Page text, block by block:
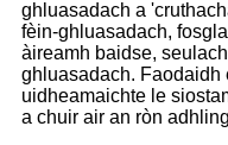
ghluasadach a
fèin-ghluasadach,
àireamh baidse,
ghluasadach. Faodaidh
uidheamaichte le
a chuir air an ròn